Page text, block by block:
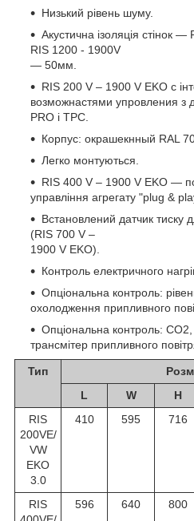
Низький рівень шуму.
Акустична ізоляція стінок
RIS 1200 - 1900V
— 50мм.
RIS 200 V – 1900 V EKO c
возможнастями упровления з
PRO і TPC.
Корпус: окрашекнный RAL
Легко монтуються.
RIS 400 V – 1900 V EKO —
управління агрегату "plug &
Встановлений датчик тиску
(RIS 700 V –
1900 V EKO).
Контроль електричного
Опціональна контроль:
охолодження припливного
Опціональна контроль: CO2,
трансмітер припливного
Тип
L
W H
RIS
200VE/
VW
EKO
3.0
410 595 716
RIS
596 640 800